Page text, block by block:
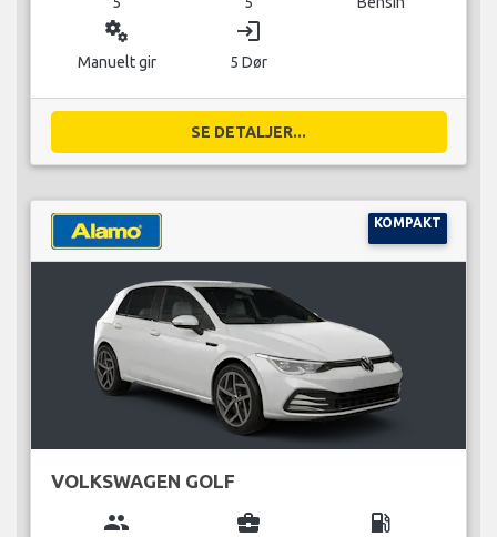
miscellaneous_services
Manuelt gir
login
5 Dør
SE DETALJER...
KOMPAKT
VOLKSWAGEN GOLF
group business_center local_gas_station